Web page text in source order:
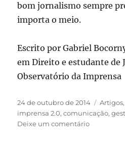
bom jornalismo sempre
importa o meio.
Escrito por Gabriel
em Direito e estudante de
Observatório da Imprensa
Publicado
em
24 de outubro de 2014 Artigos
imprensa 2.0,comunicação,
Deixe um comentárioem